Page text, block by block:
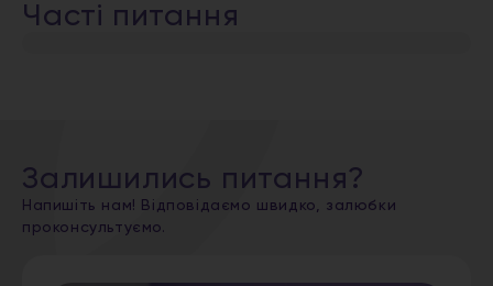
Часті питання
Залишились питання?
Напишіть нам! Відповідаємо швидко, залюбки
проконсультуємо.